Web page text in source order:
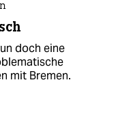
doch eine
mit Bremen.